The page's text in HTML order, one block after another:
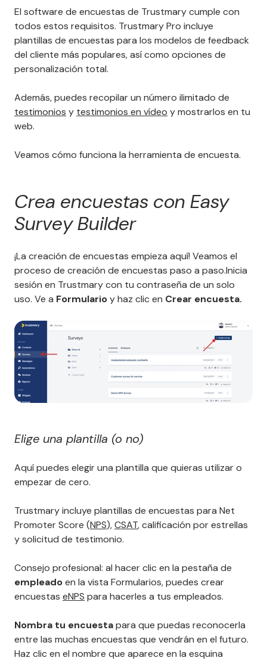
El software de encuestas de Trustmary cumple con
todos estos requisitos. Trustmary Pro incluye
plantillas de encuestas para los modelos de feedback
del cliente más populares, así como opciones de
personalización total.
Además, puedes recopilar un número ilimitado de
testimonios y testimonios en vídeo y mostrarlos en tu
web.
Veamos cómo funciona la herramienta de encuesta.
Crea encuestas con Easy
Survey Builder
¡La creación de encuestas empieza aquí! Veamos el
proceso de creación de encuestas paso a paso.Inicia
sesión en Trustmary con tu contraseña de un solo
uso. Ve a Formularioy haz clic en Crear encuesta.
Elige una plantilla (o no)
Aquí puedes elegir una plantilla que quieras utilizar o
empezar de cero.
Trustmary incluye plantillas de encuestas para Net
Promoter Score (NPS),CSAT, calificación por estrellas
y solicitud de testimonio.
Consejo profesional: al hacer clic en la pestaña de
empleadoen la vista Formularios, puedes crear
encuestas eNPS para hacerles a tus empleados.
Nombra tu encuestapara que puedas reconocerla
entre las muchas encuestas que vendrán en el futuro.
Haz clic en el nombre que aparece en la esquina